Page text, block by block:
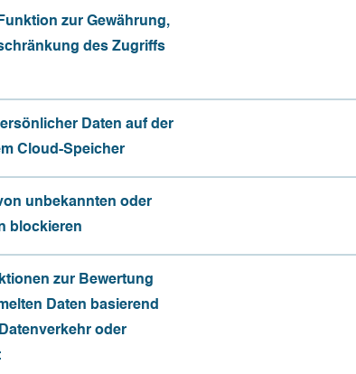
zur Gewährung,
des Zugriffs
Daten auf der
Cloud-Speicher
unbekannten oder
blockieren
zur Bewertung
Daten basierend
oder